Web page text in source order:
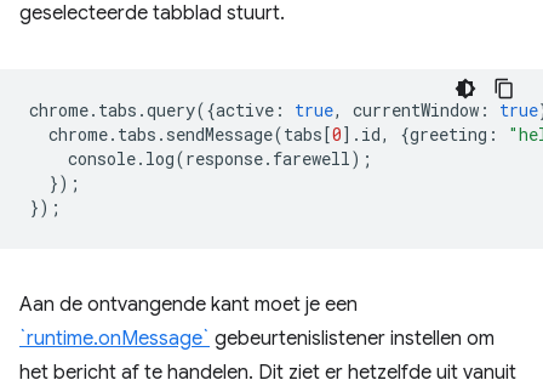
geselecteerde tabblad stuurt.
chrome. tabs .query({active : true, currentWindow : true
chrome. tabs . sendMessage(tabs[0]. id, {greeting :
console. log(response. farewell);
});
});
Aan de ontvangende kant moet je een
`runtime.onMessage` gebeurtenislistener instellen om
het bericht af te handelen. Dit ziet er hetzelfde uit vanuit